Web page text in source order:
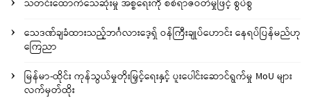
သတင်းထောက်သေဆုံးမှု အစ္စရေးကို စစ်ရာဇဝတ်မှုဖြင့် စွပ်စွဲ
သေဒဏ်ချခံထားသည့်ဘင်္ဂလားဒေ့ရှ် ဝန်ကြီးချုပ်ဟောင်း နေရပ်ပြန်မည်ဟု
ကြေညာ
မြန်မာ-ထိုင်း ကုန်သွယ်မှုတိုးမြှင့်ရေးနှင့် ပူးပေါင်းဆောင်ရွက်မှု MoU များ
လက်မှတ်ထိုး